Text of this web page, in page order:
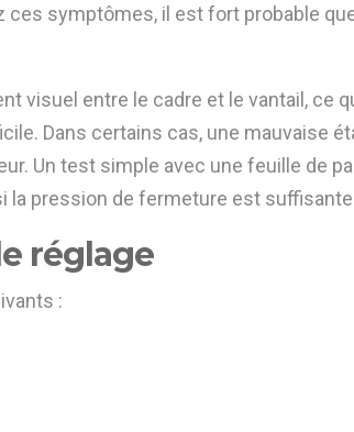
symptômes, il est fort probable
visuel entre le cadre et le vantail, ce
Dans certains cas, une mauvaise
Un test simple avec une feuille de
la pression de fermeture est
réglage
: